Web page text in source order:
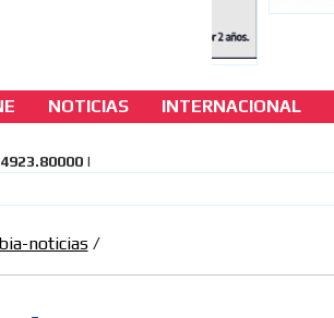
NOTICIAS INTERNACIONAL
una recesión?
noticias/